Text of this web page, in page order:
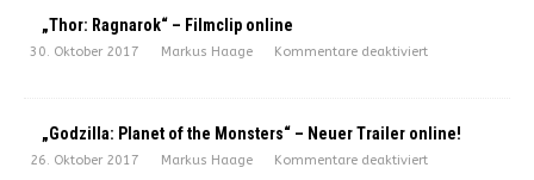
„Thor: Ragnarok“ – Filmclip online
30. Oktober 2017 Markus Haage Kommentare deaktiviert
„Godzilla: Planet of the Monsters“ – Neuer Trailer online!
26. Oktober 2017 Markus Haage Kommentare deaktiviert